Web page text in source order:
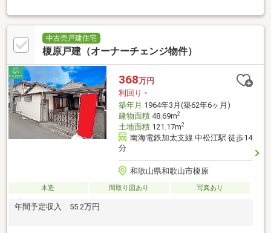
便利な施設充実
中古売戸建住宅
榎原戸建（オーナーチェンジ物件）
368万円
利回り -
築年月 1964年3月(築62年6ヶ月)
建物面積48.69m2
土地面積121.17m2
南海電鉄加太支線 中松江駅 徒歩14
分
和歌山県和歌山市榎原
木造 間取り図あり 写真あり
年間予定収入 55.2万円